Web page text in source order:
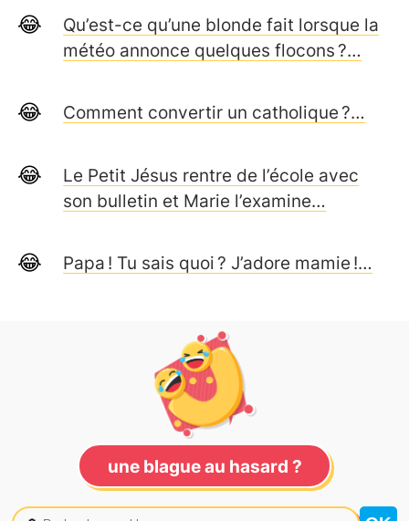
Qu’est-ce qu’une blonde fait lorsque la
météo annonce quelques flocons ?…
Comment convertir un catholique ?…
Le Petit Jésus rentre de l’école avec
son bulletin et Marie l’examine…
Papa ! Tu sais quoi ? J’adore mamie !…
une blague au hasard ?